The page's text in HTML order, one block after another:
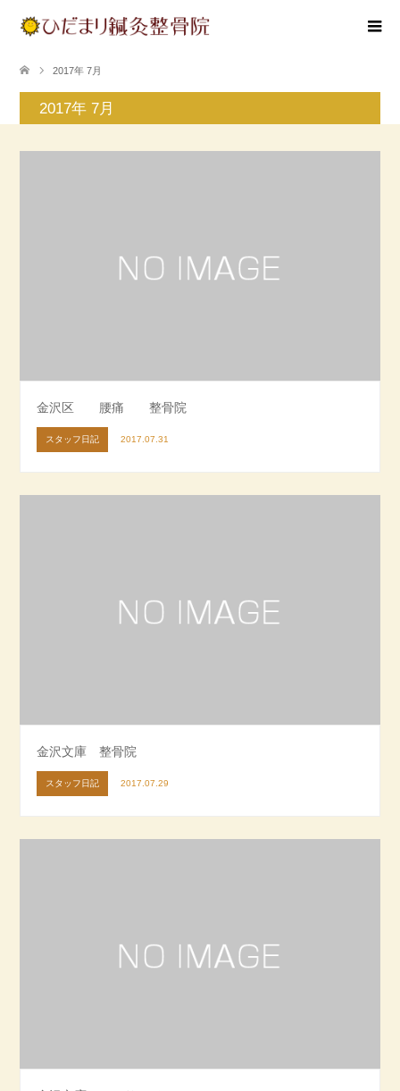
2017年 7月
2017年 7月
金沢区 腰痛 整骨院
スタッフ日記 2017.07.31
金沢文庫 整骨院
スタッフ日記 2017.07.29